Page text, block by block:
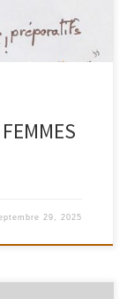
rencontrer et
!
29, 2025